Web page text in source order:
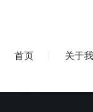
首页 关于